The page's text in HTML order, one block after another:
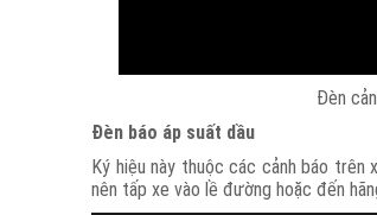
Đèn
Đèn báo áp suất dầu
Ký hiệu này thuộc các cảnh báo trên
nên tấp xe vào lề đường hoặc đến